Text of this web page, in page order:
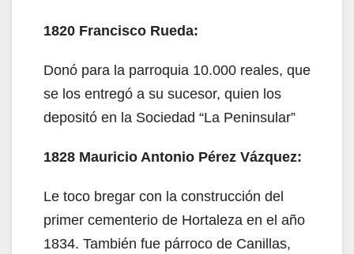
1820 Francisco Rueda:
Donó para la parroquia 10.000 reales, que
se los entregó a su sucesor, quien los
depositó en la Sociedad “La Peninsular”
1828 Mauricio Antonio Pérez Vázquez:
Le toco bregar con la construcción del
primer cementerio de Hortaleza en el año
1834. También fue párroco de Canillas,